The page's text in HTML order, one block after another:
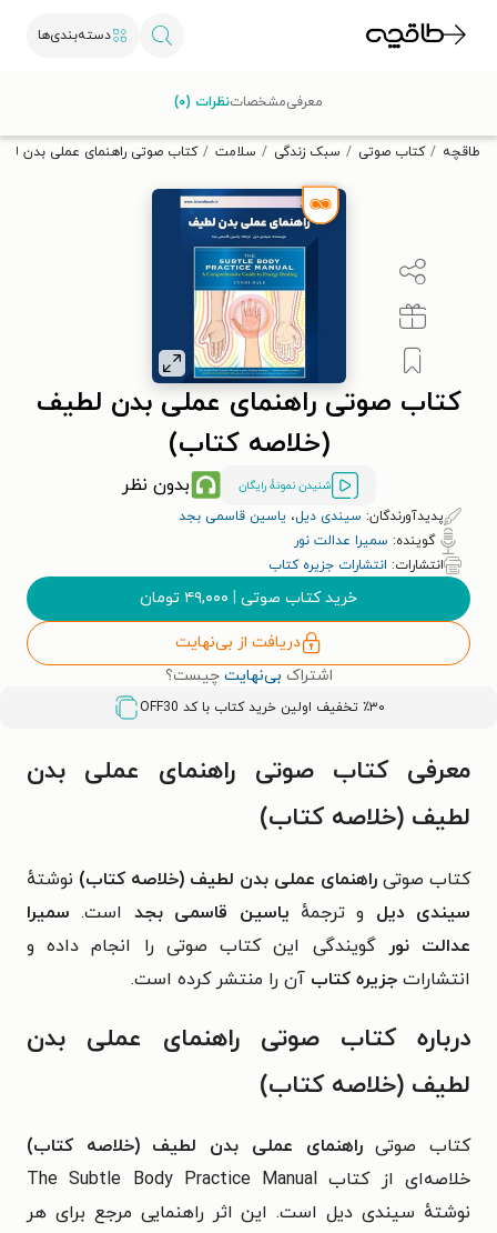
دسته‌بندی‌ها
تخفیف از طاقچه دریافت کن.
طاقچه کتاب صوتی سبک زندگی سلامت کتاب صوتی راهنمای عملی بدن
کتاب صوتی راهنمای عملی بدن لطیف
(خلاصه کتاب)
شنیدن نمونۀ رایگان بدون نظر
پدیدآورندگان: سیندی دیل، یاسین قاسمی بجد
گوینده: سمیرا عدالت نور
انتشارات: انتشارات جزیره کتاب
خرید کتاب صوتی | ۴۹,۰۰۰ تومان
دریافت از بی‌نهایت
اشتراک بی‌نهایت چیست؟
٪۳۰ تخفیف اولین خرید کتاب با کد OFF30
معرفیمشخصاتنظرات (۰)
معرفی کتاب صوتی راهنمای عملی بدن
لطیف (خلاصه کتاب)
کتاب صوتی راهنمای عملی بدن لطیف (خلاصه کتاب) نوشتهٔ
سیندی دیل و ترجمهٔ یاسین قاسمی بجد است. سمیرا
عدالت نورگویندگی این کتاب صوتی را انجام داده و
انتشارات جزیره کتاب آن را منتشر کرده است.
درباره کتاب صوتی راهنمای عملی بدن
لطیف (خلاصه کتاب)
کتاب صوتیراهنمای عملی بدن لطیف (خلاصه کتاب)
خلاصه‌ای از کتاب The Subtle Body Practice Manual
نوشتهٔ سیندی دیل است. این اثر راهنمایی مرجع برای هر